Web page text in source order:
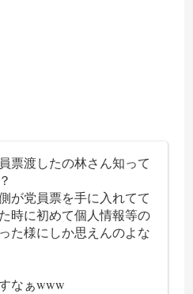
票渡したの林さん知って
が党員票を手に入れてて
時に初めて個人情報等の
た様にしか思えんのよな
なぁwww